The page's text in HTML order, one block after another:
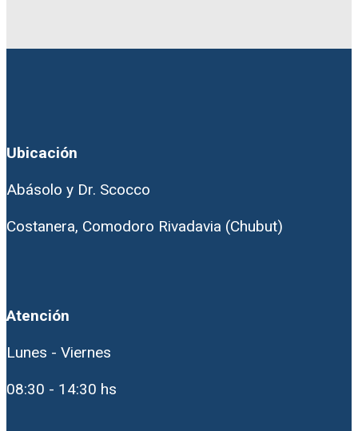
Ubicación
Abásolo y Dr. Scocco
Costanera, Comodoro Rivadavia (Chubut)
Atención
Lunes - Viernes
08:30 - 14:30 hs